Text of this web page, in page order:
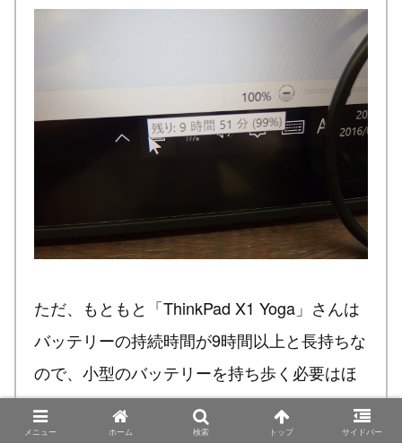
ただ、もともと「ThinkPad X1 Yoga」さんは
バッテリーの持続時間が9時間以上と長持ちな
ので、小型のバッテリーを持ち歩く必要はほ
とんど無いのですけどね。
メニュー ホーム 検索 トップ サイドバー